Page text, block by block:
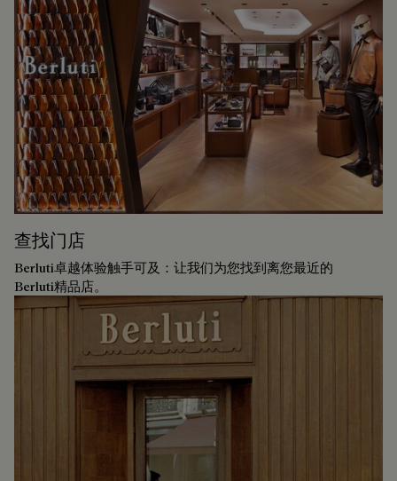
查找门店
Berluti卓越体验触手可及：让我们为您找到离您最近的
Berluti精品店。